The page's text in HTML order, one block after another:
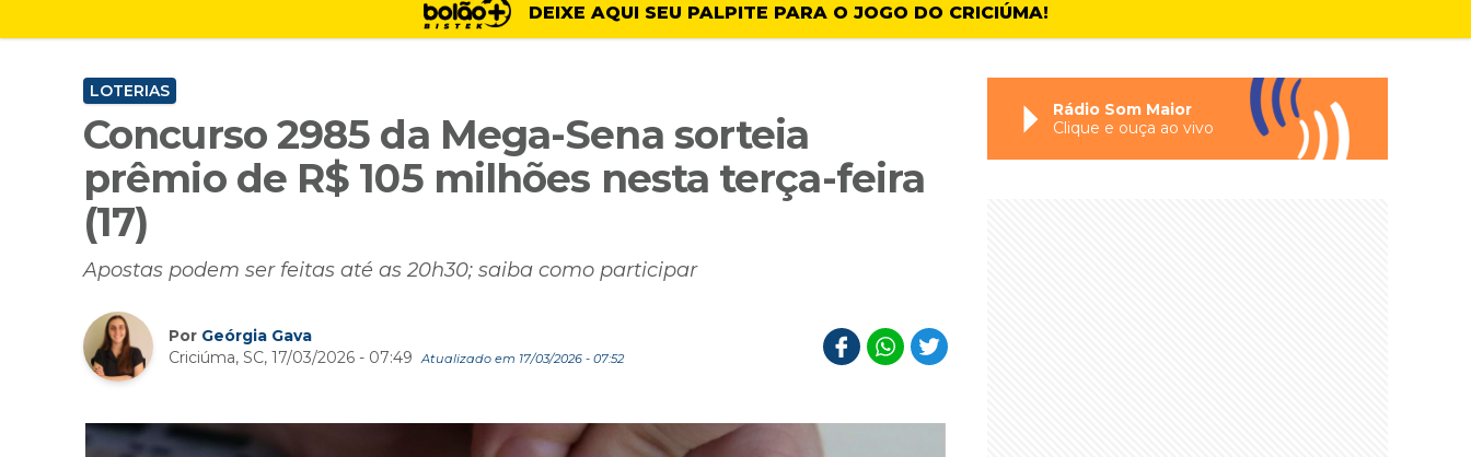
DEIXE AQUI SEU PALPITE PARA O JOGO DO CRICIÚMA!
LOTERIAS
Concurso 2985 da Mega-Sena sorteia
prêmio de R$ 105 milhões nesta terça-feira
(17)
Apostas podem ser feitas até as 20h30; saiba como participar
Por Geórgia Gava
Criciúma, SC, 17/03/2026 - 07:49
Atualizado em 17/03/2026 - 07:52
Rádio Som Maior
Clique e ouça ao vivo